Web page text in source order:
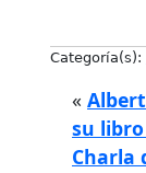
Categoría(s):
«
su libro
Charla